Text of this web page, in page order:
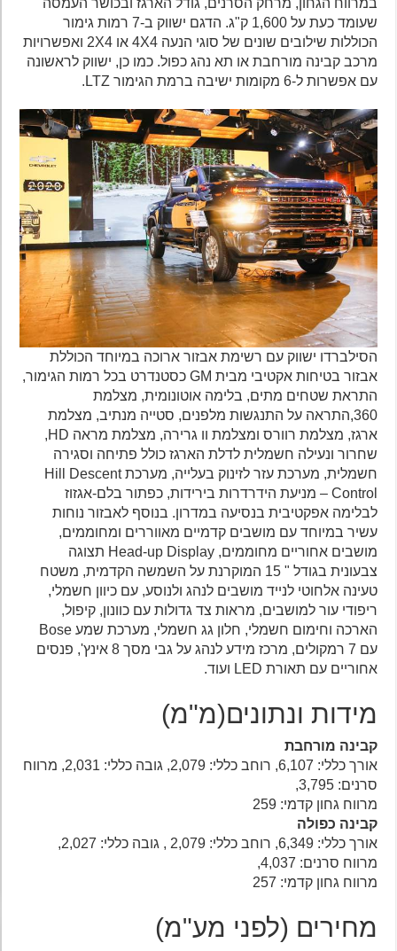
במרווח הגחון, מרחק הסרנים, גודל הארגז ובכושר העמסה
שעומד כעת על 1,600 ק"ג. הדגם ישווק ב-7 רמות גימור
הכוללות שילובים שונים של סוגי הנעה 4X4 או 2X4 ואפשרויות
מרכב קבינה מורחבת או תא נהג כפול. כמו כן, ישווק לראשונה
עם אפשרות ל-6 מקומות ישיבה ברמת הגימור LTZ.
הסילברדו ישווק עם רשימת אבזור ארוכה במיוחד הכוללת
אבזור בטיחות אקטיבי מבית GM כסטנדרט בכל רמות הגימור,
התראת שטחים מתים, בלימה אוטונומית, מצלמת
360,התראה על התנגשות מלפנים, סטייה מנתיב, מצלמת
ארגז, מצלמת רוורס ומצלמת וו גרירה, מצלמת מראה HD,
שחרור ונעילה חשמלית לדלת הארגז כולל פתיחה וסגירה
חשמלית, מערכת עזר לזינוק בעלייה, מערכת Hill Descent
Control – מניעת הידרדרות בירידות, כפתור בלם-אגזוז
לבלימה אפקטיבית בנסיעה במדרון. בנוסף לאבזור נוחות
עשיר במיוחד עם מושבים קדמיים מאווררים ומחוממים,
מושבים אחוריים מחוממים, Head-up Display תצוגה
צבעונית בגודל " 15 המוקרנת על השמשה הקדמית, משטח
טעינה אלחוטי לנייד מושבים לנהג ולנוסע, עם כיוון חשמלי,
ריפודי עור למושבים, מראות צד גדולות עם כוונון, קיפול,
הארכה וחימום חשמלי, חלון גג חשמלי, מערכת שמע Bose
עם 7 רמקולים, מרכז מידע לנהג על גבי מסך 8 אינץ', פנסים
אחוריים עם תאורת LED ועוד.
מידות ונתונים(מ"מ)
קבינה מורחבת
אורך כללי: 6,107, רוחב כללי: 2,079, גובה כללי: 2,031, מרווח
סרנים: 3,795,
מרווח גחון קדמי: 259
קבינה כפולה
אורך כללי: 6,349, רוחב כללי: 2,079 , גובה כללי: 2,027,
מרווח סרנים: 4,037,
מרווח גחון קדמי: 257
מחירים (לפני מע"מ)